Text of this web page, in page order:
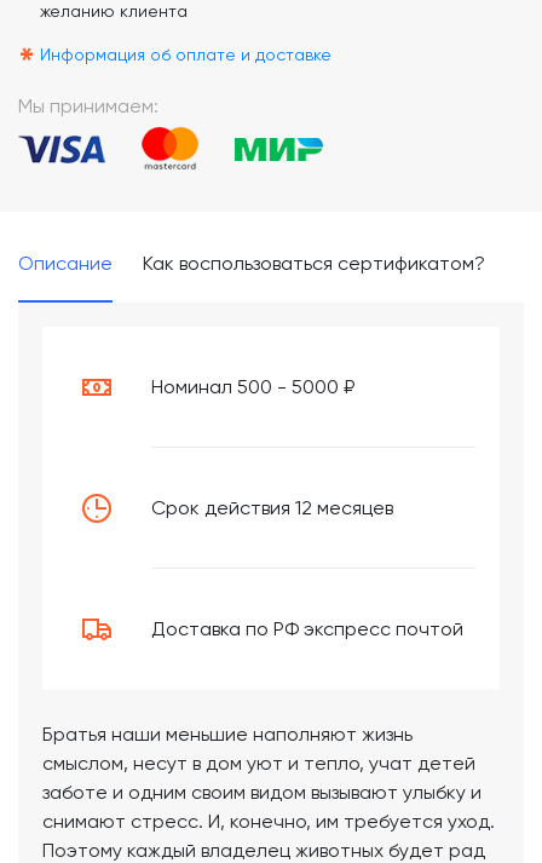
желанию клиента
* Информация об оплате и доставке
Мы принимаем:
Описание Как воспользоваться сертификатом?
Номинал 500 - 5000 ₽
Срок действия 12 месяцев
Доставка по РФ экспресс почтой
Братья наши меньшие наполняют жизнь
смыслом, несут в дом уют и тепло, учат детей
заботе и одним своим видом вызывают улыбку и
снимают стресс. И, конечно, им требуется уход.
Поэтому каждый владелец животных будет рад